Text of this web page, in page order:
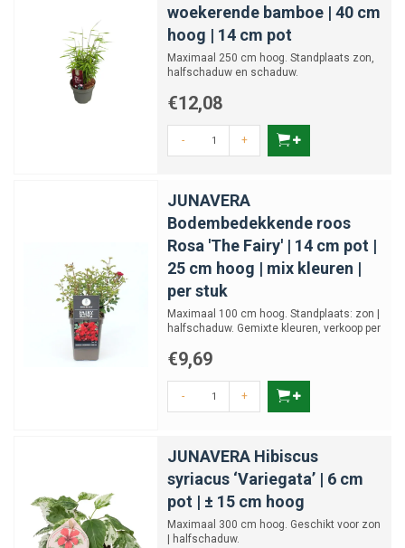
woekerende bamboe | 40 cm
hoog | 14 cm pot
Maximaal 250 cm hoog. Standplaats zon,
halfschaduw en schaduw.
€12,08
- +
JUNAVERA
Bodembedekkende roos
Rosa 'The Fairy' | 14 cm pot |
25 cm hoog | mix kleuren |
per stuk
Maximaal 100 cm hoog. Standplaats: zon |
halfschaduw. Gemixte kleuren, verkoop per
€9,69
- +
JUNAVERA Hibiscus
syriacus ‘Variegata’ | 6 cm
pot | ± 15 cm hoog
Maximaal 300 cm hoog. Geschikt voor zon
| halfschaduw.